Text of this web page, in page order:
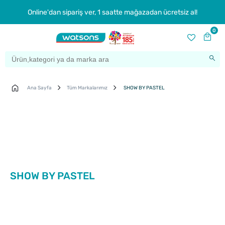
Online'dan sipariş ver, 1 saatte mağazadan ücretsiz al!
0
Ana Sayfa Tüm Markalarımız SHOW BY PASTEL
SHOW BY PASTEL